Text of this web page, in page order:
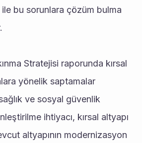
ile bu sorunlara çözüm bulma
Stratejisi raporunda kırsal
yönelik saptamalar
ve sosyal güvenlik
ihtiyacı, kırsal altyapı
altyapının modernizasyon